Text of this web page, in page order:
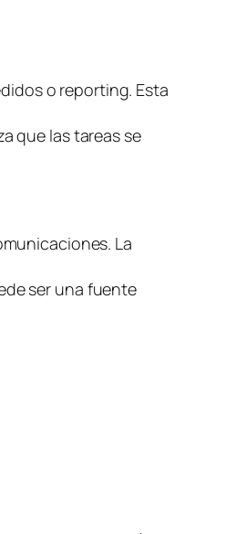
o reporting. Esta
que las tareas se
La
ser una fuente